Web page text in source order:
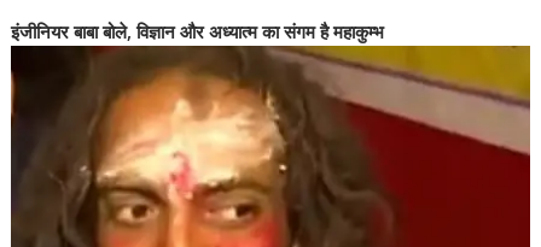
इंजीनियर बाबा बोले, विज्ञान और अध्यात्म का संगम है महाकुम्भ